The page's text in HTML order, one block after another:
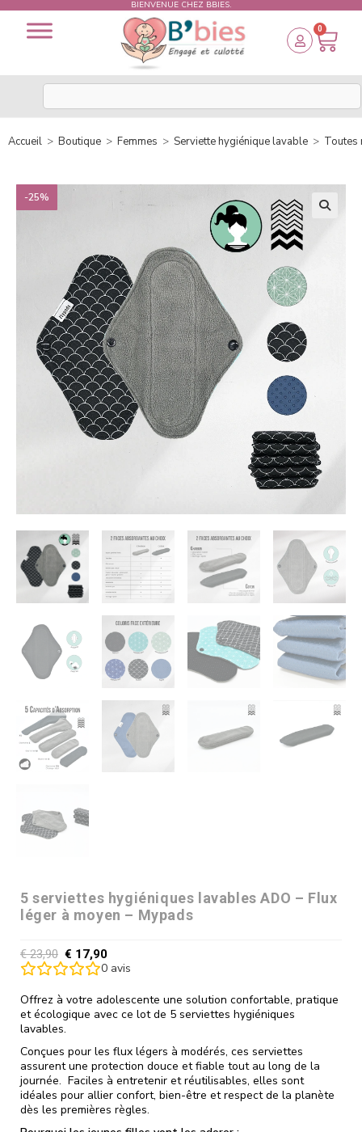
BIENVENUE CHEZ BBIES.
0
Accueil > Boutique > Femmes > Serviette hygiénique lavable > Toutes
-25%
5 serviettes hygiéniques lavables ADO – Flux
léger à moyen – Mypads
€23,90 € 17,90
0 avis
Offrez à votre adolescente une solution confortable, pratique
et écologique avec ce lot de 5 serviettes hygiéniques
lavables.
Conçues pour les flux légers à modérés, ces serviettes
assurent une protection douce et fiable tout au long de la
journée. Faciles à entretenir et réutilisables, elles sont
idéales pour allier confort, bien-être et respect de la planète
dès les premières règles.